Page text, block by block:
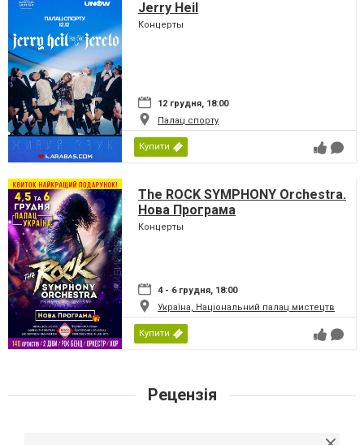
Jerry Heil
Концерты
12 грудня, 18:00
Палац спорту
Купити
The ROCK SYMPHONY Orchestra.
Нова Програма
Концерты
4 - 6 грудня, 18:00
Україна, Національний палац мистецтв
Купити
Рецензія